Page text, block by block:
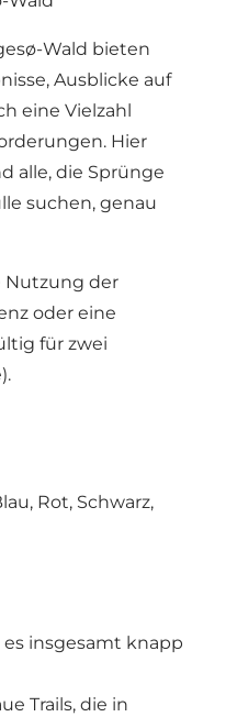
Wald bieten
Ausblicke auf
eine Vielzahl
Hier
alle, die Sprünge
suchen, genau
Nutzung der
oder eine
für zwei
Rot, Schwarz,
insgesamt knapp
Trails, die in